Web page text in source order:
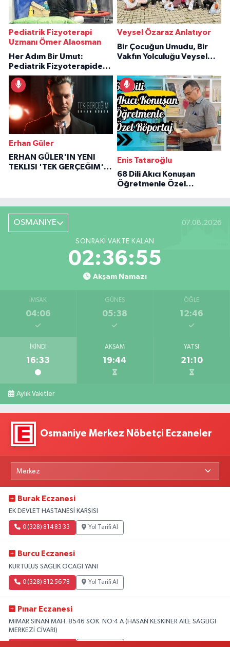
Pediatrik Fizyoterapi
Uzmanı Ömer Alaosman
Her Adım Bir Umut:
Pediatrik Fizyoterapiden
İlham Veren Hikâyeler
Veysel Özaraz Anlatıyor
Bir Çocuğun Umudu, Bir
Vakfın Yolculuğu Veysel
Erhan Güler
ERHAN GÜLER'IN YENI
TEKLISI 'TEK GERÇEĞIM'LE
Enis Tataroğlu
68 Dili Akıcı Konuşan
Öğretmenle Özel
OSMANİYE 07.08.2026
SONRAKI VAKTE KALAN
02:36:54
Akşam Namazı
İMSAK
04:06
GÜNEŞ
05:38
ÖĞLE
12:46
İKINDI
16:33
AKŞAM
19:44
YATSI
21:10
Aylık Vakitler
Osmaniye Merkez Nöbetçi Eczaneler
Burak Eczanesi
EK DEVLET HASTANESİ KARŞISI
0 (328) 814 83 33 Yol Tarifi Al
Burcu Eczanesi
KURTULUŞ SAĞLIK OCAĞI YANI
0 (328) 812 56 78 Yol Tarifi Al
Pınar Eczanesi
MİMAR SİNAN MAH. 8546 SOK. NO:4 A (HASAN KESKİNER AİLE SAĞLIĞI
MERKEZİ CİVARI)